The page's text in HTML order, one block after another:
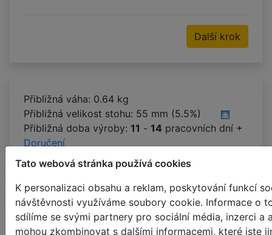
Tato webová stránka používá cookies
K personalizaci obsahu a reklam, poskytování funkcí
návštěvnosti využíváme soubory cookie. Informace o
sdílíme se svými partnery pro sociální média, inzerci a
mohou zkombinovat s dalšími informacemi, které jste
Další krok
Přibližná váha: 0.64 kg
Přibližná velikost stohu: 55 mm (5.5%)
Přibližná doba výroby: 11 - 14 pracovních dní +
Doručení
VLASTNOSTI PRODUKTU
MONTÁŽ